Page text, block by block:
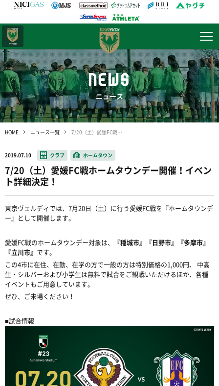
NEWS
ニュース
HOME ニュース一覧 7/20（土）愛媛FC戦ホームタウンデー開催！イベント詳細決定！
2019.07.10 クラブ ホームタウン
7/20（土）愛媛FC戦ホームタウンデー開催！イベン
ト詳細決定！
東京ヴェルディでは、7月20日（土）に行う愛媛FC戦を『ホームタウンデ
ー』として開催します。
愛媛FC戦のホームタウンデー対象は、
『稲城市』『日野市』『多摩市』
『立川市』 です。
この4市に在住、在勤、在学の方で一般の方は特別価格の1,000円、 中高
生・シルバーおよび小学生は無料で試合をご観戦いただけるほか、各種
イベントもご用意しています。
ぜひ、ご来場ください！
■試合情報